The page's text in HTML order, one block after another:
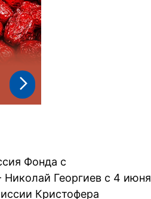
Фонда с
Георгиев с 4 июня
Кристофера